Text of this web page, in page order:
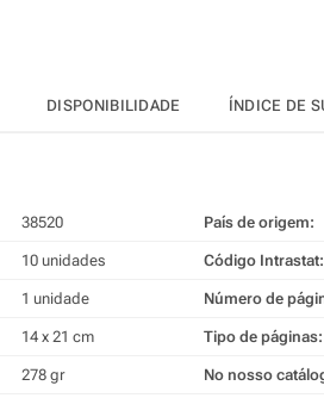
DISPONIBILIDADE ÍNDICE DE
38520
10 unidades
1 unidade
14 x 21 cm
278 gr
País de origem:
Código Intrastat:
Número de
Tipo de páginas:
No nosso